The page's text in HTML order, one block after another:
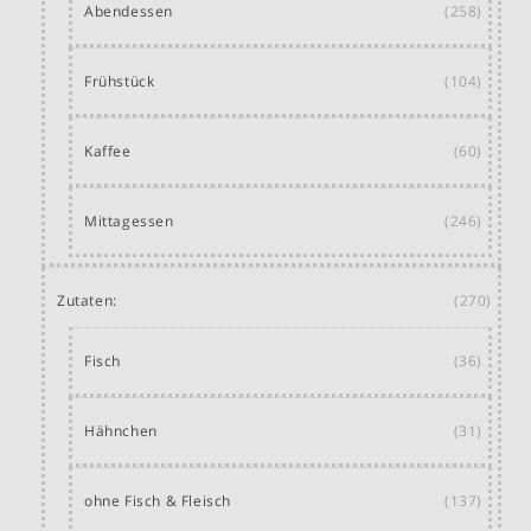
Abendessen (258)
Frühstück (104)
Kaffee (60)
Mittagessen (246)
Zutaten: (270)
Fisch (36)
Hähnchen (31)
ohne Fisch & Fleisch (137)